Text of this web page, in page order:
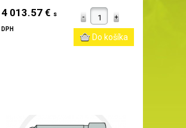
4 013.57 € s
DPH